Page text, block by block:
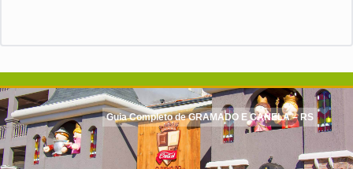
Guia Completo de GRAMADO E CANELA – RS